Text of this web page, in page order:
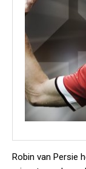
Robin van Persie